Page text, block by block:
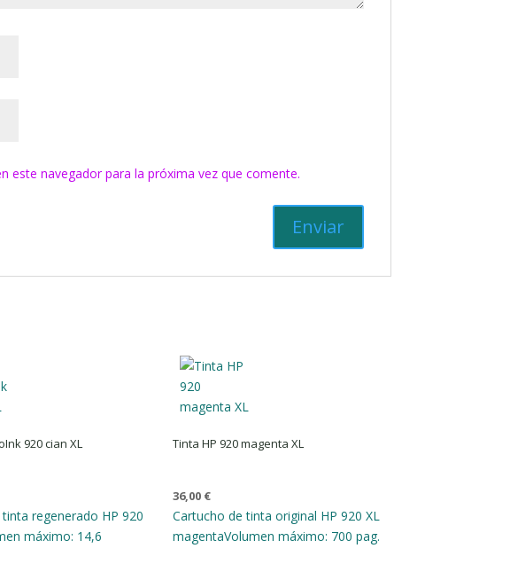
este navegador para la próxima vez que comente.
920 cian XL
regenerado HP 920
máximo: 14,6
Tinta HP 920 magenta XL
36,00 €
Cartucho de tinta original HP 920 XL
magentaVolumen máximo: 700 pag.